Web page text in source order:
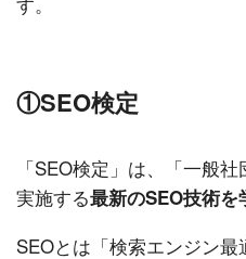
①SEO検定
「SEO検定」は、「一般
実施する最新のSEO技術
SEOとは「検索エンジン